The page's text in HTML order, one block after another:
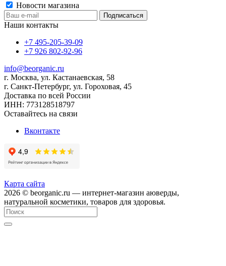
Новости магазина
Наши контакты
+7 495-205-39-09
+7 926 802-92-96
info@beorganic.ru
г. Москва, ул. Кастанаевская, 58
г. Санкт-Петербург, ул. Гороховая, 45
Доставка по всей России
ИНН: 773128518797
Оставайтесь на связи
Вконтакте
Карта сайта
2026 © beorganic.ru — интернет-магазин аюверды,
натуральной косметики, товаров для здоровья.